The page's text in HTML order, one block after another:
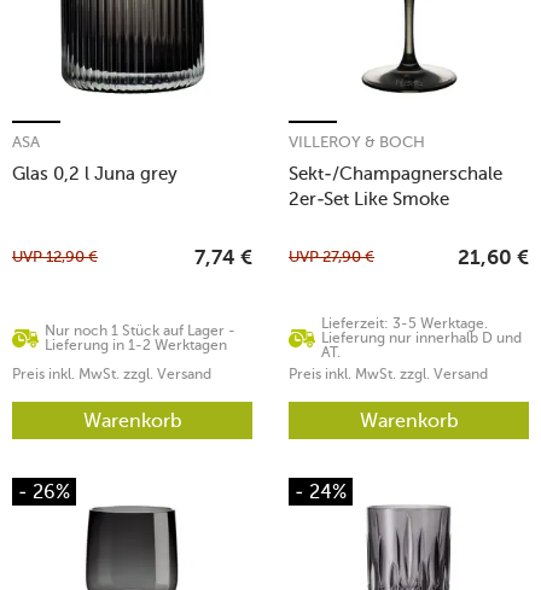
Glas 0,2 l Juna grey
ASA
Nur noch 1 Stück auf Lager -
Lieferung in 1-2 Werktagen
UVP12,90 € 7,74 €
Preis inkl. MwSt. zzgl. Versand
Warenkorb
Sekt-/Champagnerschale
2er-Set Like Smoke
VILLEROY & BOCH
Lieferzeit: 3-5 Werktage.
Lieferung nur innerhalb D und
AT.
UVP27,90 € 21,60 €
Preis inkl. MwSt. zzgl. Versand
Warenkorb
- 26% - 24%